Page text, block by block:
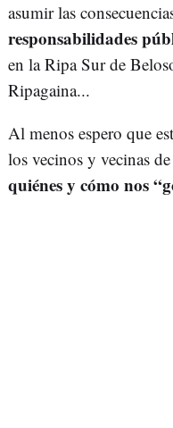
asumir las
responsabilidades
en la Ripa Sur de
Ripagaina...
Al menos espero que
los vecinos y vecinas de
quiénes y cómo nos